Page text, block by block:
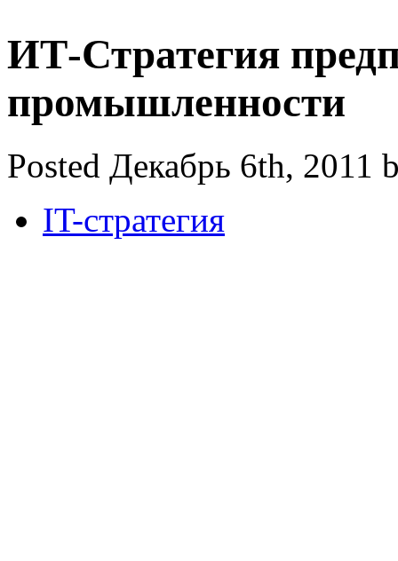
ИТ-Стратегия
промышленности
Posted Декабрь 6th, 2011
IT-стратегия